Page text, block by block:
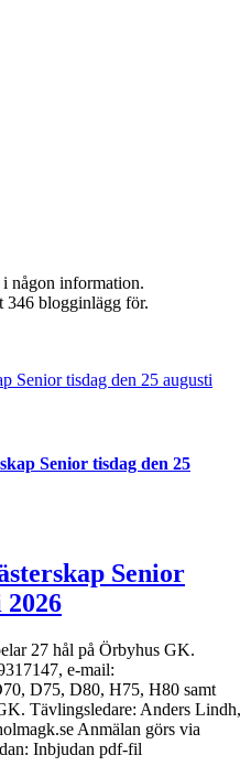
någon information.
346 blogginlägg för.
Senior tisdag den 25 augusti
Senior tisdag den 25
Senior
2026
27 hål på Örbyhus GK.
e-mail:
D75, D80, H75, H80 samt
Tävlingsledare: Anders Lindh,
Anmälan görs via
Inbjudan pdf-fil